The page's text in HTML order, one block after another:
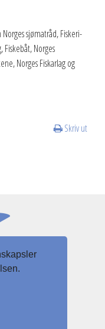
sjømatråd, Fiskeri-
Fiskebåt, Norges
Norges Fiskarlag og
Skriv ut